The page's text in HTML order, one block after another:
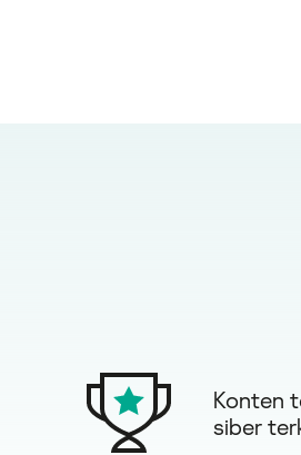
Konten
siber